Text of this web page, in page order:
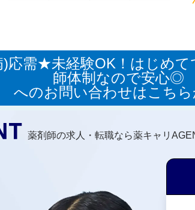
)応需★未経験OK！はじめ
師体制なので安心◎
へのお問い合わせはこちら
薬剤師の求人・転職なら薬キャリ